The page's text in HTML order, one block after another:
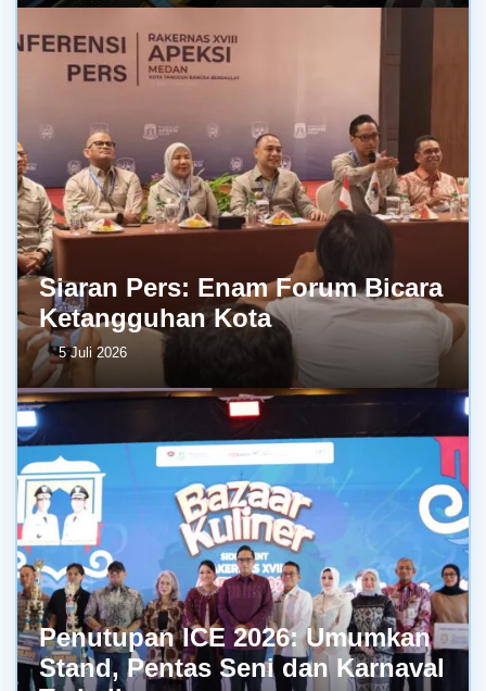
Siaran Pers: Enam Forum Bicara
Ketangguhan Kota
5 Juli 2026
Penutupan ICE 2026: Umumkan
Stand, Pentas Seni dan Karnaval